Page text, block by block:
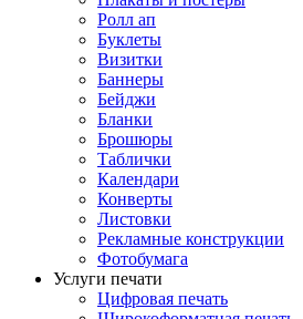
Ролл ап
Буклеты
Визитки
Баннеры
Бейджи
Бланки
Брошюры
Таблички
Календари
Конверты
Листовки
Рекламные конструкции
Фотобумага
Услуги печати
Цифровая печать